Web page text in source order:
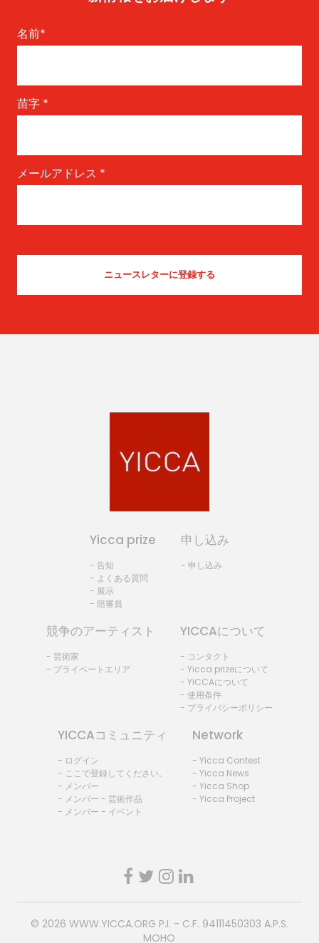
名前*
苗字 *
メールアドレス *
Yicca prize
- 告知
- よくある質問
- 展示
- 陪審員
申し込み
- 申し込み
競争のアーティスト
- 芸術家
- プライベートエリア
YICCAについて
- コンタクト
- Yicca prizeについて
- YICCAについて
- 使用条件
- プライバシーポリシー
YICCAコミュニティ
- ログイン
- ここで登録してください。
- メンバー
- メンバー - 芸術作品
- メンバー - イベント
Network
- Yicca Contest
- Yicca News
- Yicca Shop
- Yicca Project
© 2026 WWW.YICCA.ORG P.I. - C.F. 94111450303 A.P.S.
MOHO